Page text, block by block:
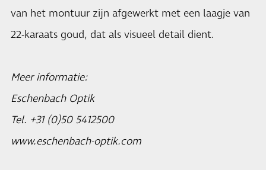
van het montuur zijn afgewerkt met een laagje van
22-karaats goud, dat als visueel detail dient.
Meer informatie:
Eschenbach Optik
Tel. +31 (0)50 5412500
www.eschenbach-optik.com